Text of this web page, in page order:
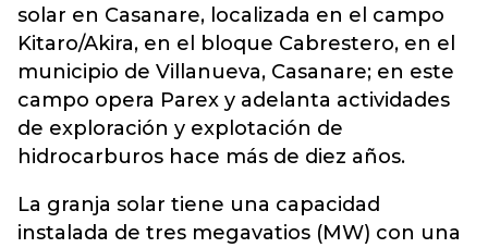
solar en Casanare, localizada en el campo
Kitaro/Akira, en el bloque Cabrestero, en el
municipio de Villanueva, Casanare; en este
campo opera Parex y adelanta actividades
de exploración y explotación de
hidrocarburos hace más de diez años.
La granja solar tiene una capacidad
instalada de tres megavatios (MW) con una